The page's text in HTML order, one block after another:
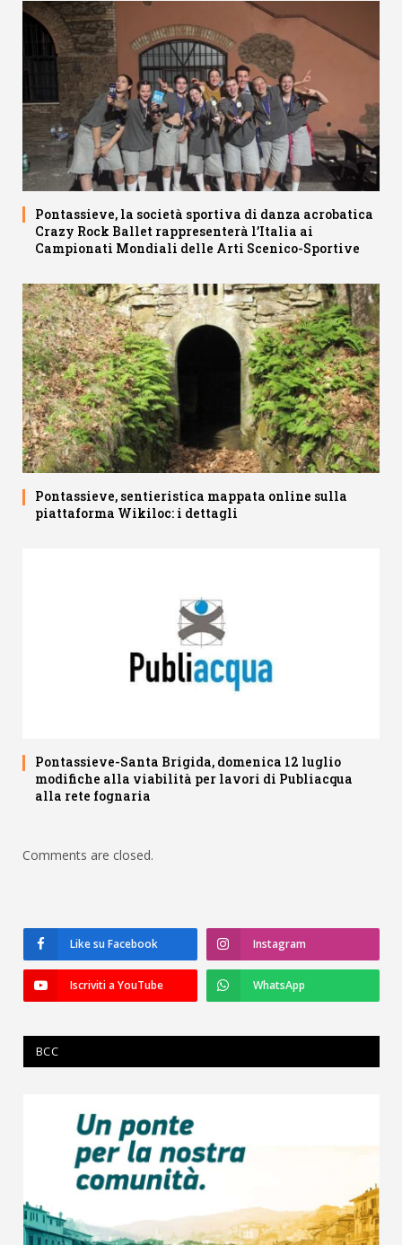
Pontassieve, la società sportiva di danza acrobatica
Crazy Rock Ballet rappresenterà l’Italia ai
Campionati Mondiali delle Arti Scenico-Sportive
Pontassieve, sentieristica mappata online sulla
piattaforma Wikiloc: i dettagli
Pontassieve-Santa Brigida, domenica 12 luglio
modifiche alla viabilità per lavori di Publiacqua
alla rete fognaria
Comments are closed.
Like su Facebook Instagram
Iscriviti a YouTube WhatsApp
BCC